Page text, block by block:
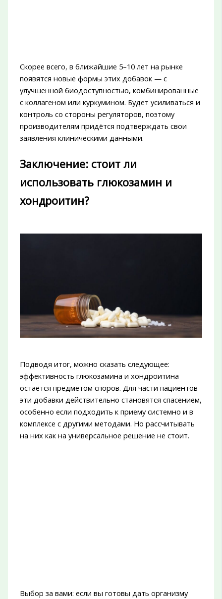
Скорее всего, в ближайшие 5–10 лет на рынке
появятся новые формы этих добавок — с
улучшенной биодоступностью, комбинированные
с коллагеном или куркумином. Будет усиливаться и
контроль со стороны регуляторов, поэтому
производителям придётся подтверждать свои
заявления клиническими данными.
Заключение: стоит ли
использовать глюкозамин и
хондроитин?
Подводя итог, можно сказать следующее:
эффективность глюкозамина и хондроитина
остаётся предметом споров. Для части пациентов
эти добавки действительно становятся спасением,
особенно если подходить к приему системно и в
комплексе с другими методами. Но рассчитывать
на них как на универсальное решение не стоит.
Выбор за вами: если вы готовы дать организму